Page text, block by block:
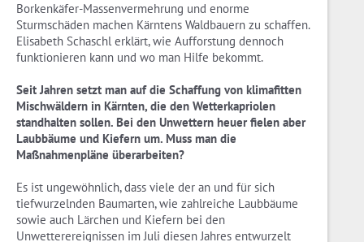
Borkenkäfer-Massenvermehrung und enorme
Sturmschäden machen Kärntens Waldbauern zu schaffen.
Elisabeth Schaschl erklärt, wie Aufforstung dennoch
funktionieren kann und wo man Hilfe bekommt.
Seit Jahren setzt man auf die Schaffung von klimafitten
Mischwäldern in Kärnten, die den Wetterkapriolen
standhalten sollen. Bei den Unwettern heuer fielen aber
Laubbäume und Kiefern um. Muss man die
Maßnahmenpläne überarbeiten?
Es ist ungewöhnlich, dass viele der an und für sich
tiefwurzelnden Baumarten, wie zahlreiche Laubbäume
sowie auch Lärchen und Kiefern bei den
Unwetterereignissen im Juli diesen Jahres entwurzelt